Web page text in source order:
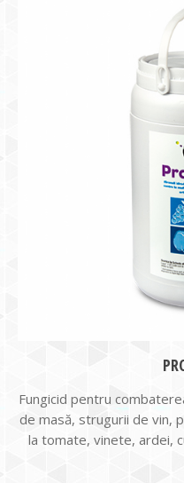
Fungicid pentru
de masă, strugurii de vin,
la tomate, vinete, ardei,